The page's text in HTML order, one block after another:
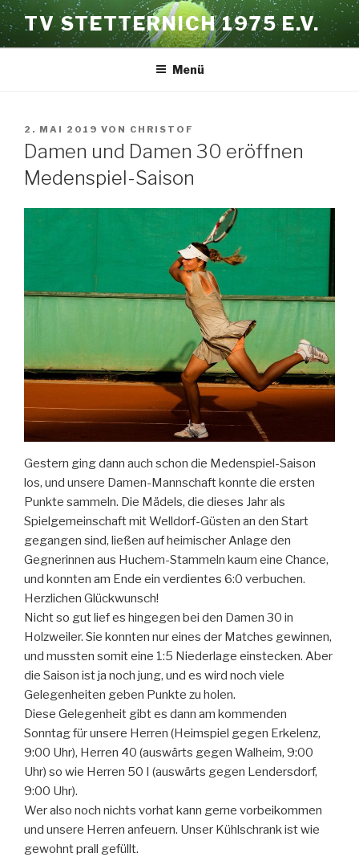
Zum
Inhalt
springen
TV STETTERNICH 1975 E.V.
Menü
VERÖFFENTLICHT
AM
2. MAI 2019 VON CHRISTOF
Damen und Damen 30 eröffnen
Medenspiel-Saison
Gestern ging dann auch schon die Medenspiel-Saison
los, und unsere Damen-Mannschaft konnte die ersten
Punkte sammeln. Die Mädels, die dieses Jahr als
Spielgemeinschaft mit Welldorf-Güsten an den Start
gegangen sind, ließen auf heimischer Anlage den
Gegnerinnen aus Huchem-Stammeln kaum eine Chance,
und konnten am Ende ein verdientes 6:0 verbuchen.
Herzlichen Glückwunsch!
Nicht so gut lief es hingegen bei den Damen 30 in
Holzweiler. Sie konnten nur eines der Matches gewinnen,
und mussten somit eine 1:5 Niederlage einstecken. Aber
die Saison ist ja noch jung, und es wird noch viele
Gelegenheiten geben Punkte zu holen.
Diese Gelegenheit gibt es dann am kommenden
Sonntag für unsere Herren (Heimspiel gegen Erkelenz,
9:00 Uhr), Herren 40 (auswärts gegen Walheim, 9:00
Uhr) so wie Herren 50 I (auswärts gegen Lendersdorf,
9:00 Uhr).
Wer also noch nichts vorhat kann gerne vorbeikommen
und unsere Herren anfeuern. Unser Kühlschrank ist wie
gewohnt prall gefüllt.